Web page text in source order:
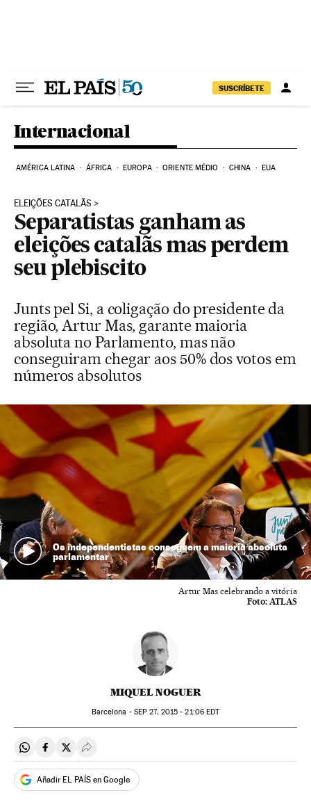
SUSCRÍBETE
Internacional
AMÉRICA LATINA ÁFRICA EUROPA ORIENTE MÉDIO CHINA EUA
ELEIÇÕES CATALÃS
Separatistas ganham as
eleições catalãs mas perdem
seu plebiscito
Junts pel Si, a coligação do presidente da
região, Artur Mas, garante maioria
absoluta no Parlamento, mas não
conseguiram chegar aos 50% dos votos em
números absolutos
Os independentistas conseguem a maioria absoluta
parlamentar
Artur Mas celebrando a vitória
Foto: ATLAS
MIQUEL NOGUER
Barcelona - SEP 27, 2015 - 21:06EDT
Compartir en Whatsapp
Compartir en Facebook
Compartir en Twitter
Desplegar Redes Sociales
Añadir EL PAÍS en Google